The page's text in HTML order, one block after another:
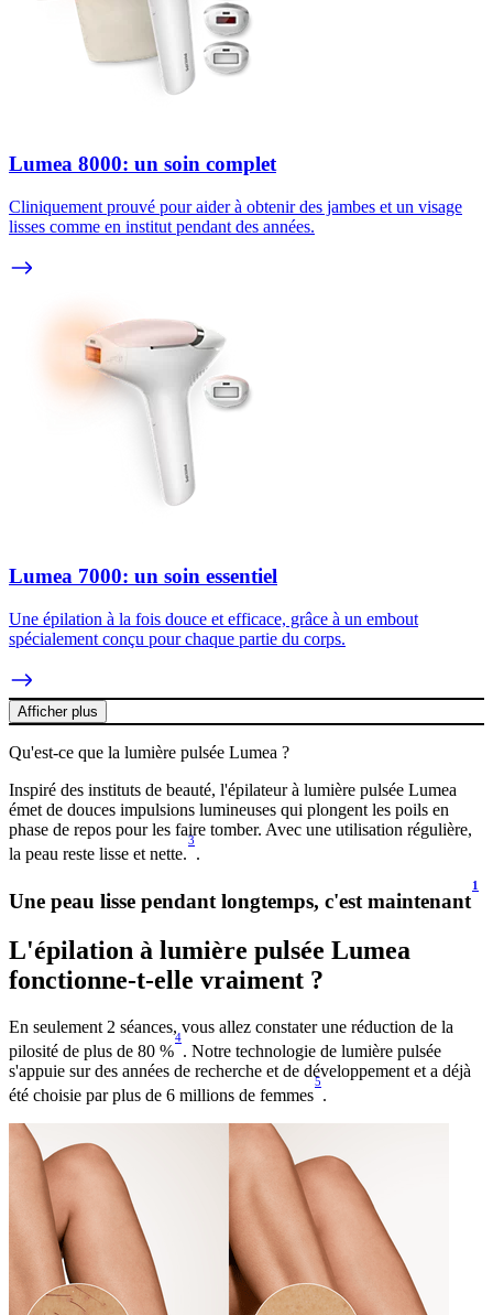
Lumea 8000: un soin complet
Cliniquement prouvé pour aider à obtenir des jambes et un visage
lisses comme en institut pendant des années.
Lumea 7000: un soin essentiel
Une épilation à la fois douce et efficace, grâce à un embout
spécialement conçu pour chaque partie du corps.
Afficher plus
Qu'est-ce que la lumière pulsée Lumea ?
Inspiré des instituts de beauté, l'épilateur à lumière pulsée Lumea
émet de douces impulsions lumineuses qui plongent les poils en
phase de repos pour les faire tomber. Avec une utilisation régulière,
la peau reste lisse et nette.
3
.
Une peau lisse pendant longtemps, c'est maintenant
1
L'épilation à lumière pulsée Lumea
fonctionne-t-elle vraiment ?
En seulement 2 séances, vous allez constater une réduction de la
pilosité de plus de 80 %
4
. Notre technologie de lumière pulsée
s'appuie sur des années de recherche et de développement et a déjà
été choisie par plus de 6 millions de femmes
5
.